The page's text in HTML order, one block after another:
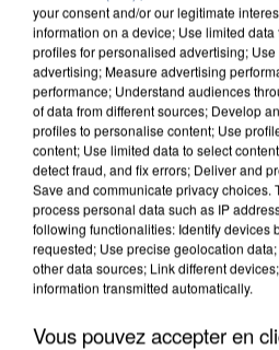
APRÈS TOUTES CES
DE FAUNE SAUVAGE SONT...
your consent and/or our legitimate
information on a device; Use limited
profiles for personalised advertising;
advertising; Measure advertising
performance; Understand audiences
of data from different sources; Develop
profiles to personalise content; Use
content; Use limited data to select
detect fraud, and fix errors; Deliver and
Save and communicate privacy choices.
process personal data such as IP
following functionalities: Identify devices
requested; Use precise geolocation
other data sources; Link different
information transmitted automatically.
Vous pouvez accepter en